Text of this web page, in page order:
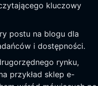
kluczowy
postu na blogu dla
i dostępności.
rynku,
przykład sklep e-